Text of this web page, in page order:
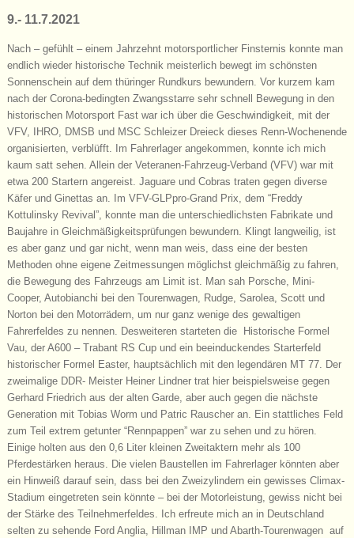
9.- 11.7.2021
Nach – gefühlt – einem Jahrzehnt motorsportlicher Finsternis konnte man
endlich wieder historische Technik meisterlich bewegt im schönsten
Sonnenschein auf dem thüringer Rundkurs bewundern. Vor kurzem kam
nach der Corona-bedingten Zwangsstarre sehr schnell Bewegung in den
historischen Motorsport Fast war ich über die Geschwindigkeit, mit der
VFV, IHRO, DMSB und MSC Schleizer Dreieck dieses Renn-Wochenende
organisierten, verblüfft. Im Fahrerlager angekommen, konnte ich mich
kaum satt sehen. Allein der Veteranen-Fahrzeug-Verband (VFV) war mit
etwa 200 Startern angereist. Jaguare und Cobras traten gegen diverse
Käfer und Ginettas an. Im VFV-GLPpro-Grand Prix, dem “Freddy
Kottulinsky Revival”, konnte man die unterschiedlichsten Fabrikate und
Baujahre in Gleichmäßigkeitsprüfungen bewundern. Klingt langweilig, ist
es aber ganz und gar nicht, wenn man weis, dass eine der besten
Methoden ohne eigene Zeitmessungen möglichst gleichmäßig zu fahren,
die Bewegung des Fahrzeugs am Limit ist. Man sah Porsche, Mini-
Cooper, Autobianchi bei den Tourenwagen, Rudge, Sarolea, Scott und
Norton bei den Motorrädern, um nur ganz wenige des gewaltigen
Fahrerfeldes zu nennen. Desweiteren starteten die Historische Formel
Vau, der A600 – Trabant RS Cup und ein beeinduckendes Starterfeld
historischer Formel Easter, hauptsächlich mit den legendären MT 77. Der
zweimalige DDR- Meister Heiner Lindner trat hier beispielsweise gegen
Gerhard Friedrich aus der alten Garde, aber auch gegen die nächste
Generation mit Tobias Worm und Patric Rauscher an. Ein stattliches Feld
zum Teil extrem getunter “Rennpappen” war zu sehen und zu hören.
Einige holten aus den 0,6 Liter kleinen Zweitaktern mehr als 100
Pferdestärken heraus. Die vielen Baustellen im Fahrerlager könnten aber
ein Hinweiß darauf sein, dass bei den Zweizylindern ein gewisses Climax-
Stadium eingetreten sein könnte – bei der Motorleistung, gewiss nicht bei
der Stärke des Teilnehmerfeldes. Ich erfreute mich an in Deutschland
selten zu sehende Ford Anglia, Hillman IMP und Abarth-Tourenwagen auf